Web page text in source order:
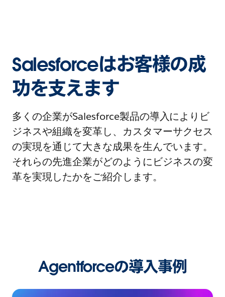
Salesforceはお客様の成
功を支えます
多くの企業がSalesforce製品の導入によりビ
ジネスや組織を変革し、カスタマーサクセス
の実現を通じて大きな成果を生んでいます。
それらの先進企業がどのようにビジネスの変
革を実現したかをご紹介します。
Agentforceの導入事例